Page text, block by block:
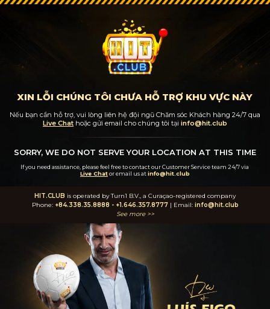
XIN LỖI CHÚNG TÔI CHƯA HỖ TRỢ KHU VỰC NÀY
Nếu bạn cần hỗ trợ, vui lòng liên hệ đội ngũ Chăm sóc Khách hàng 24/7 qua
Live Chathoặc gửi email cho chúng tôi tại info@hit.club
SORRY, WE DO NOT SERVE YOUR LOCATION AT THIS TIME
If you need assistance, please feel free to contact our Customer Service team 24/7via
Live Chator email us atinfo@hit.club
HIT.CLUB is operated by Turn1 B.V., a Curaçao-registered company
Phone: +84.338.35.8888 - +1.646.357.8777| Email: info@hit.club
See more >>